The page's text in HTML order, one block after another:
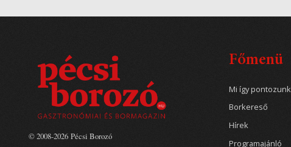
Főmenü
Mi így pontozunk
Borkereső
Hírek
Programajánló
© 2008-2026 Pécsi Borozó